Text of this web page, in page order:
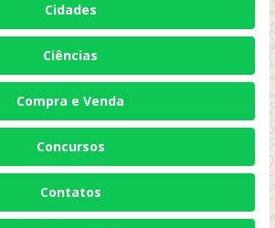
Cidades
Ciências
Compra e Venda
Concursos
Contatos